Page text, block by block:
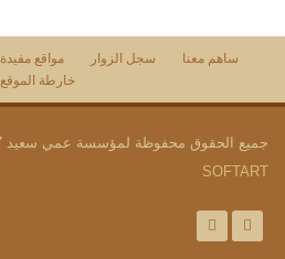
ساهم معنا سجل الزوار مواقع مفيدة
خارطة الموقع
جميع الحقوق محفوظة لمؤسسة عمي سعيد 2007 - 2026 - تصميم و إنجاز
SOFTART